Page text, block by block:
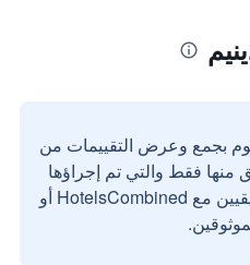
بجمع وعرض التقييمات من
منها فقط والتي تم إجراؤها
بواسطة مستخدمين حقيقيين مع HotelsCombined أو